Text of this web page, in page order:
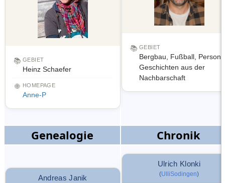
📚 GEBIET
Heinz Schaefer
🌐 HOMEPAGE
Anne-P
📚 GEBIET
Bergbau, Fußball,
Geschichten aus der
Nachbarschaft
Genealogie Chronik
Andreas Janik
Ulrich Klonki
(UlliSodingen)